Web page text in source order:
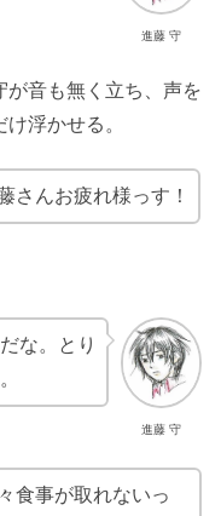
進藤 守
が音も無く立ち、声を
浮かせる。
さんお疲れ様っす！
進藤 守
な。とり
食事が取れないっ